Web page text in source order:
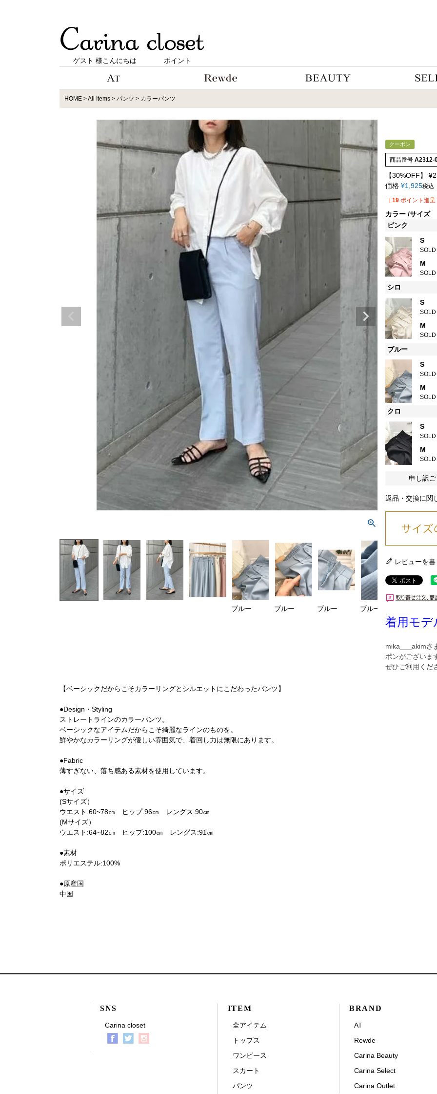
ゲスト 様こんにちは ポイント
HOME All Items パンツ カラーパンツ
ブルー ブルー ブルー ブルー
クーポン
商品番号 A2312-
【30%OFF】 ¥
価格 ¥1,925税込
[ 19 ポイント進呈
カラー サイズ
ピンク
S
M
シロ
S
M
ブルー
S
M
クロ
S
M
申し訳
返品・交換に関
レビューを書
着用モ
mika___akimさ
ポンがございま
ぜひご利用くだ
【ベーシックだからこそカラーリングとシルエットにこだわったパンツ】
●Design・Styling
ストレートラインのカラーパンツ。
ベーシックなアイテムだからこそ綺麗なラインのものを。
鮮やかなカラーリングが優しい雰囲気で、着回し力は無限にあります。
●Fabric
薄すぎない、落ち感ある素材を使用しています。
●サイズ
(Sサイズ）
ウエスト:60~78㎝ ヒップ:96㎝ レングス:90㎝
(Mサイズ）
ウエスト:64~82㎝ ヒップ:100㎝ レングス:91㎝
●素材
ポリエステル:100%
●原産国
中国
SNS
Carina closet
ITEM
全アイテム
トップス
ワンピース
スカート
パンツ
BRAND
AT
Rewde
Carina Beauty
Carina Select
Carina Outlet